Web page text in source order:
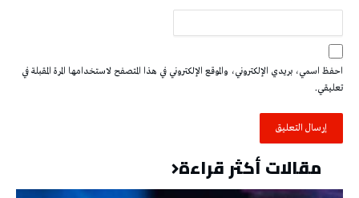
احفظ اسمي، بريدي الإلكتروني، والموقع الإلكتروني في هذا المتصفح لاستخدامها المرة المقبلة في
تعليقي.
مقالات أكثر قراءة